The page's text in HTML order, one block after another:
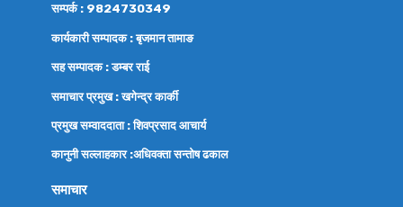
सम्पर्क : 9824730349
कार्यकारी सम्पादक : बृजमान तामाङ
सह सम्पादक : डम्बर राई
समाचार प्रमुख : खगेन्द्र कार्की
प्रमुख सम्वाददाता : शिवप्रसाद आचार्य
कानुनी सल्लाहकार :अधिवक्तासन्तोष ढकाल
समाचार